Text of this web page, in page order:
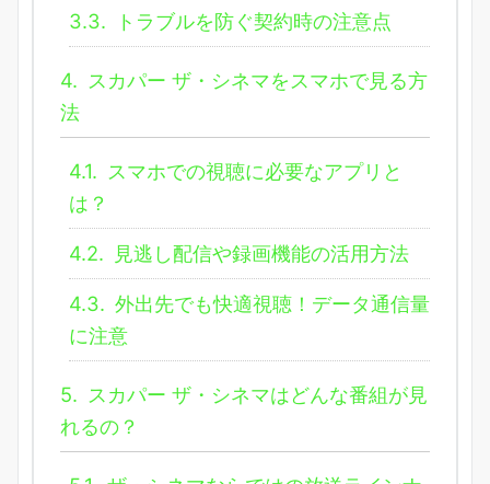
3.3. トラブルを防ぐ契約時の注意点
4. スカパー ザ・シネマをスマホで見る方
法
4.1. スマホでの視聴に必要なアプリと
は？
4.2. 見逃し配信や録画機能の活用方法
4.3. 外出先でも快適視聴！データ通信量
に注意
5. スカパー ザ・シネマはどんな番組が見
れるの？